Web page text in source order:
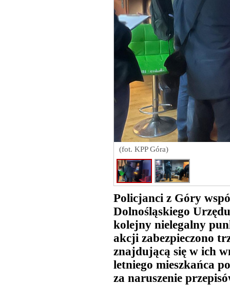
(fot. KPP Góra)
Policjanci z Góry
Dolnośląskiego
kolejny nielegalny
akcji zabezpieczono
znajdującą się w ich
letniego mieszkańca
za naruszenie